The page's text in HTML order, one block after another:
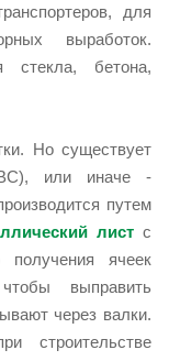
для
выработок.
стекла, бетона,
Но существует
или иначе -
путем
лист с
получения ячеек
выправить
через валки.
строительстве